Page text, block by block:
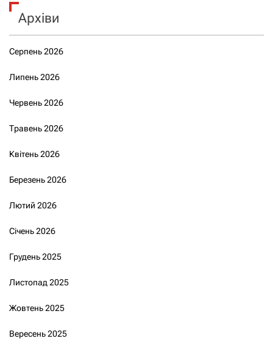
Архіви
Серпень 2026
Липень 2026
Червень 2026
Травень 2026
Квітень 2026
Березень 2026
Лютий 2026
Січень 2026
Грудень 2025
Листопад 2025
Жовтень 2025
Вересень 2025